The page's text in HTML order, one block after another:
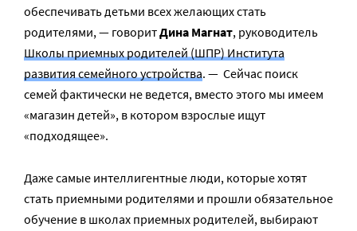
обеспечивать детьми всех желающих стать
родителями, — говоритДина Магнат, руководитель
Школы приемных родителей (ШПР) Института
развития семейного устройства. — Сейчас поиск
семей фактически не ведется, вместо этого мы имеем
«магазин детей», в котором взрослые ищут
«подходящее».
Даже самые интеллигентные люди, которые хотят
стать приемными родителями и прошли обязательное
обучение в школах приемных родителей, выбирают